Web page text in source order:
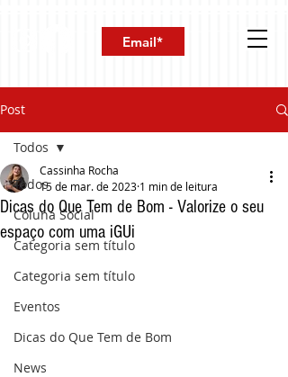
Post
Todos
Coluna Social
Categoria sem título
Categoria sem título
Eventos
Dicas do Que Tem de Bom
News
Todos
Dicas do Que Tem de Bom - Valorize o seu
espaço com uma iGUi
Cassinha Rocha
15 de mar. de 2023 1 min de leitura